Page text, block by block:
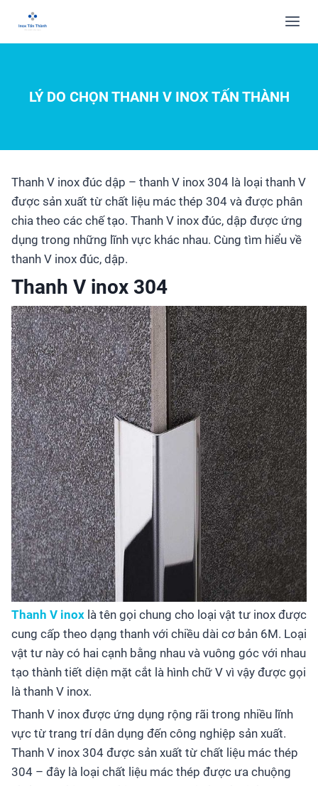
LÝ DO CHỌN THANH V INOX TẤN THÀNH
Thanh V inox đúc dập – thanh V inox 304 là loại thanh V
được sản xuất từ chất liệu mác thép 304 và được phân
chia theo các chế tạo. Thanh V inox đúc, dập được ứng
dụng trong những lĩnh vực khác nhau. Cùng tìm hiểu về
thanh V inox đúc, dập.
Thanh V inox 304
Thanh V inox là tên gọi chung cho loại vật tư inox được
cung cấp theo dạng thanh với chiều dài cơ bản 6M. Loại
vật tư này có hai cạnh bằng nhau và vuông góc với nhau
tạo thành tiết diện mặt cắt là hình chữ V vì vậy được gọi
là thanh V inox.
Thanh V inox được ứng dụng rộng rãi trong nhiều lĩnh
vực từ trang trí dân dụng đến công nghiệp sản xuất.
Thanh V inox 304 được sản xuất từ chất liệu mác thép
304 – đây là loại chất liệu mác thép được ưa chuộng